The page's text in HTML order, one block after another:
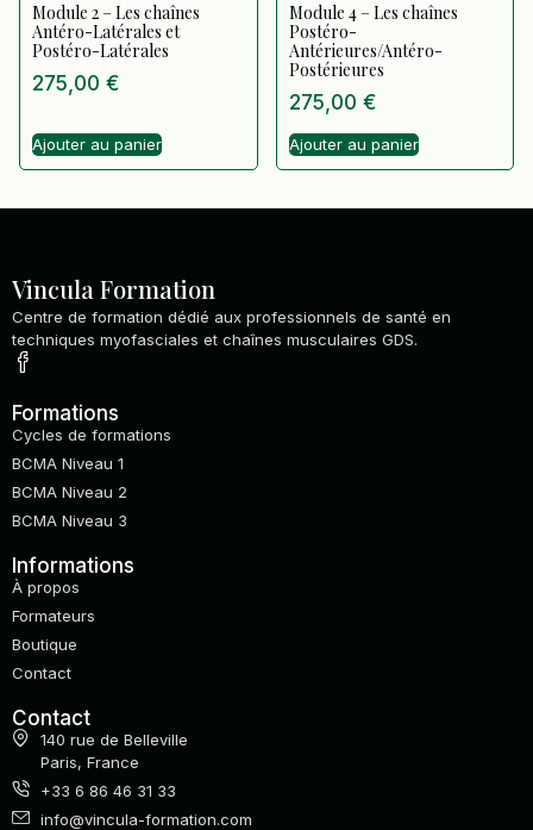
Module 2 – Les chaînes
Antéro-Latérales et
Postéro-Latérales
275,00 €
Ajouter au panier
Module 4 – Les chaînes
Postéro-
Antérieures/Antéro-
Postérieures
275,00 €
Ajouter au panier
Vincula Formation
Centre de formation dédié aux professionnels de santé en
techniques myofasciales et chaînes musculaires GDS.
Formations
Cycles de formations
BCMA Niveau 1
BCMA Niveau 2
BCMA Niveau 3
Informations
À propos
Formateurs
Boutique
Contact
Contact
140 rue de Belleville
Paris, France
+33 6 86 46 31 33
info@vincula-formation.com